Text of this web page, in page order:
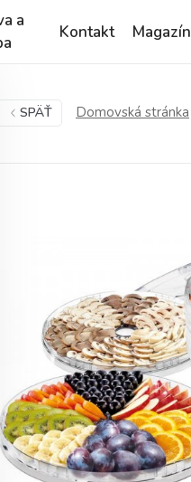
a
Kontakt Magazín
SPÄŤ Domovská stránka